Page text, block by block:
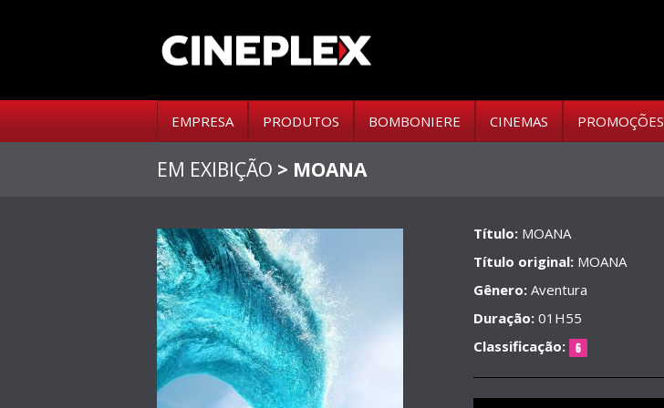
EMPRESA PRODUTOS BOMBONIERE CINEMAS PROMOÇÕES
EM EXIBIÇÃO > MOANA
Título: MOANA
Título original: MOANA
Gênero: Aventura
Duração: 01H55
Classificação: